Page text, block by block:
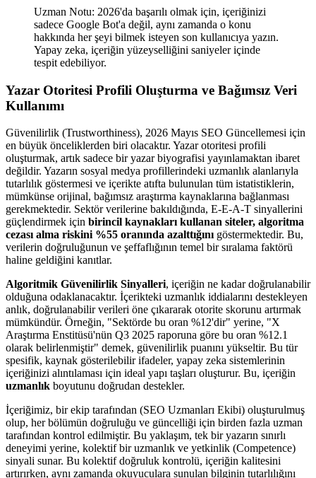
Uzman Notu: 2026'da başarılı olmak için, içeriğinizi
sadece Google Bot'a değil, aynı zamanda o konu
hakkında her şeyi bilmek isteyen son kullanıcıya yazın.
Yapay zeka, içeriğin yüzeyselliğini saniyeler içinde
tespit edebiliyor.
Yazar Otoritesi Profili Oluşturma ve Bağımsız Veri
Kullanımı
Güvenilirlik (Trustworthiness), 2026 Mayıs SEO Güncellemesi için
en büyük önceliklerden biri olacaktır. Yazar otoritesi profili
oluşturmak, artık sadece bir yazar biyografisi yayınlamaktan ibaret
değildir. Yazarın sosyal medya profillerindeki uzmanlık alanlarıyla
tutarlılık göstermesi ve içerikte atıfta bulunulan tüm istatistiklerin,
mümkünse orijinal, bağımsız araştırma kaynaklarına bağlanması
gerekmektedir. Sektör verilerine bakıldığında, E-E-A-T sinyallerini
güçlendirmek için birincil kaynakları kullanan siteler, algoritma
cezası alma riskini %55 oranında azalttığını göstermektedir. Bu,
verilerin doğruluğunun ve şeffaflığının temel bir sıralama faktörü
haline geldiğini kanıtlar.
Algoritmik Güvenilirlik Sinyalleri, içeriğin ne kadar doğrulanabilir
olduğuna odaklanacaktır. İçerikteki uzmanlık iddialarını destekleyen
anlık, doğrulanabilir verileri öne çıkararak otorite skorunu artırmak
mümkündür. Örneğin, "Sektörde bu oran %12'dir" yerine, "X
Araştırma Enstitüsü'nün Q3 2025 raporuna göre bu oran %12.1
olarak belirlenmiştir" demek, güvenilirlik puanını yükseltir. Bu tür
spesifik, kaynak gösterilebilir ifadeler, yapay zeka sistemlerinin
içeriğinizi alıntılaması için ideal yapı taşları oluşturur. Bu, içeriğin
uzmanlık boyutunu doğrudan destekler.
İçeriğimiz, bir ekip tarafından (SEO Uzmanları Ekibi) oluşturulmuş
olup, her bölümün doğruluğu ve güncelliği için birden fazla uzman
tarafından kontrol edilmiştir. Bu yaklaşım, tek bir yazarın sınırlı
deneyimi yerine, kolektif bir uzmanlık ve yetkinlik (Competence)
sinyali sunar. Bu kolektif doğruluk kontrolü, içeriğin kalitesini
artırırken, aynı zamanda okuyuculara sunulan bilginin tutarlılığını